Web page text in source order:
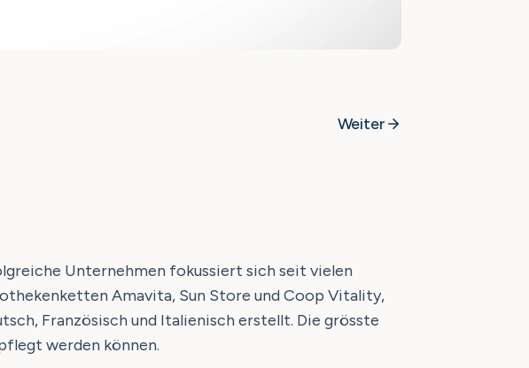
Weiter
Unternehmen fokussiert sich seit vielen
Amavita, Sun Store und Coop Vitality,
Französisch und Italienisch erstellt. Die grösste
werden können.